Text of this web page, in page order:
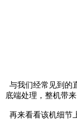
与我们经常见到的
底端处理，整机带
再来看看该机细节